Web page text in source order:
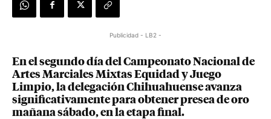
Publicidad - LB2 -
En el segundo día del Campeonato Nacional de
Artes Marciales Mixtas Equidad y Juego
Limpio, la delegación Chihuahuense avanza
significativamente para obtener presea de oro
mañana sábado, en la etapa final.